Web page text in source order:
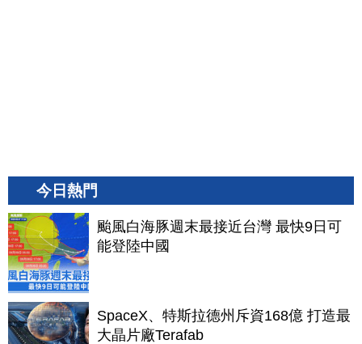
今日熱門
颱風白海豚週末最接近台灣 最快9日可
能登陸中國
SpaceX、特斯拉德州斥資168億 打造最
大晶片廠Terafab